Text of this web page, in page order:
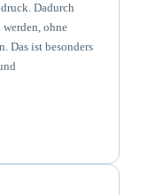
Dadurch
ohne
Das ist besonders